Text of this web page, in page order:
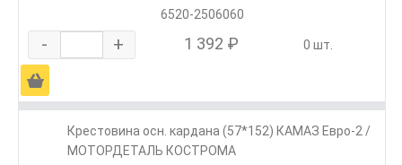
6520-2506060
- + 1 392 ₽ 0 шт.
Ä
Крестовина осн. кардана (57*152) КАМАЗ Евро-2 /
МОТОРДЕТАЛЬ КОСТРОМА